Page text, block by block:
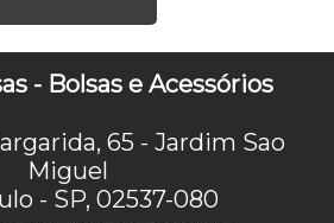
- Bolsas e Acessórios
65 - Jardim Sao
Miguel
- SP, 02537-080